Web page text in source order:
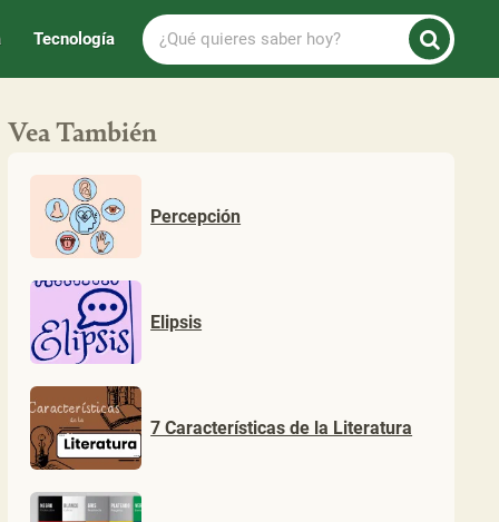
Tecnología
¿Qué
quieres
saber
Vea También
Percepción
Elipsis
7 Características de la Literatura